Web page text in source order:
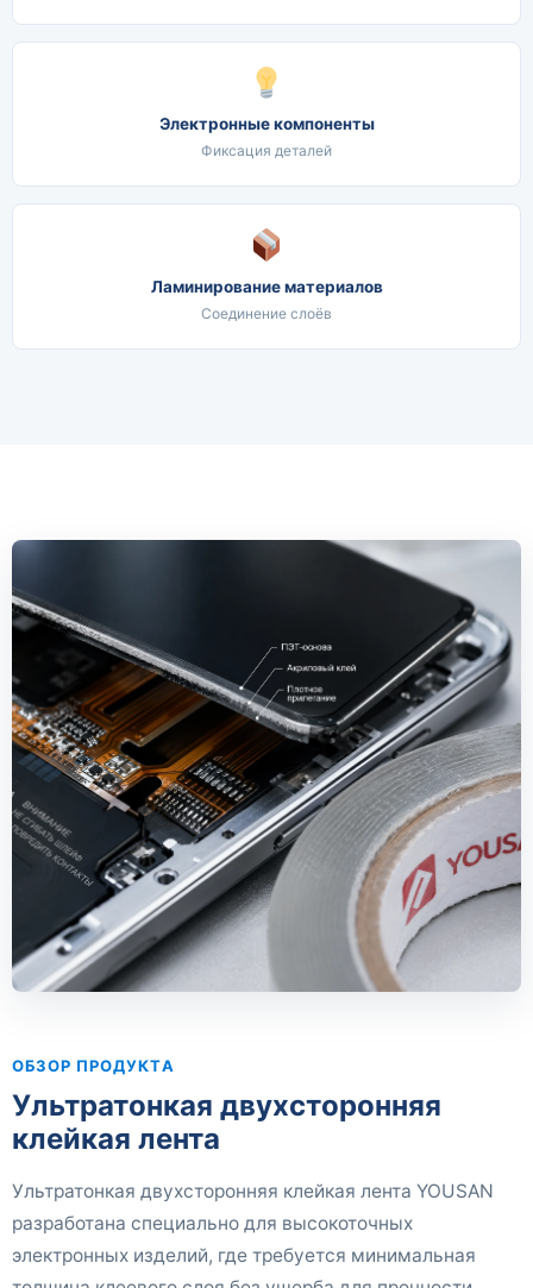
Электронные компоненты
Фиксация деталей
Ламинирование материалов
Соединение слоёв
ОБЗОР ПРОДУКТА
Ультратонкая двухсторонняя
клейкая лента
Ультратонкая двухсторонняя клейкая лента YOUSAN
разработана специально для высокоточных
электронных изделий, где требуется минимальная